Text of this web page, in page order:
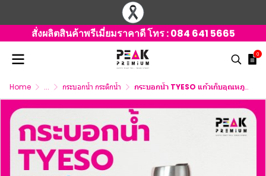
สั่งผลิตสินค้าพรีเมี่ยมราคาดี โทร :084 641 5665
0
Home ... กระบอกน้ำ กระติกน้ำ กระบอกน้ำ TYESO แก้วเก็บอุณหภูมิ กระบอกยาวฝาสแตนเลส